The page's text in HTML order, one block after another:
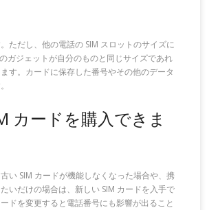
ただし、他の電話の SIM スロットのサイズに
ガジェットが自分のものと同じサイズであれ
す。カードに保存した番号やその他のデータ
カードを購入できま
い SIM カードが機能しなくなった場合や、携
いだけの場合は、新しい SIM カードを入手で
ドを変更すると電話番号にも影響が出ること